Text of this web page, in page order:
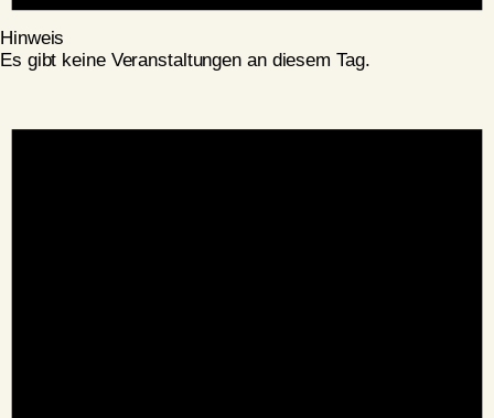
Hinweis
Es gibt keine Veranstaltungen an diesem Tag.